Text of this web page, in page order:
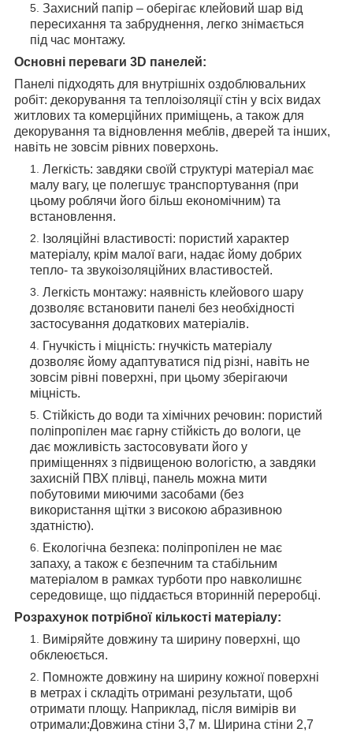
Захисний папір – оберігає клейовий шар від
пересихання та забруднення, легко знімається
під час монтажу.
Основні переваги 3D панелей:
Панелі підходять для внутрішніх оздоблювальних
робіт: декорування та теплоізоляції стін у всіх видах
житлових та комерційних приміщень, а також для
декорування та відновлення меблів, дверей та інших,
навіть не зовсім рівних поверхонь.
Легкість: завдяки своїй структурі матеріал має
малу вагу, це полегшує транспортування (при
цьому роблячи його більш економічним) та
встановлення.
Ізоляційні властивості: пористий характер
матеріалу, крім малої ваги, надає йому добрих
тепло- та звукоізоляційних властивостей.
Легкість монтажу: наявність клейового шару
дозволяє встановити панелі без необхідності
застосування додаткових матеріалів.
Гнучкість і міцність: гнучкість матеріалу
дозволяє йому адаптуватися під різні, навіть не
зовсім рівні поверхні, при цьому зберігаючи
міцність.
Стійкість до води та хімічних речовин: пористий
поліпропілен має гарну стійкість до вологи, це
дає можливість застосовувати його у
приміщеннях з підвищеною вологістю, а завдяки
захисній ПВХ плівці, панель можна мити
побутовими миючими засобами (без
використання щітки з високою абразивною
здатністю).
Екологічна безпека: поліпропілен не має
запаху, а також є безпечним та стабільним
матеріалом в рамках турботи про навколишнє
середовище, що піддається вторинній переробці.
Розрахунок потрібної кількості матеріалу:
Виміряйте довжину та ширину поверхні, що
обклеюється.
Помножте довжину на ширину кожної поверхні
в метрах і складіть отримані результати, щоб
отримати площу. Наприклад, після вимірів ви
отримали:Довжина стіни 3,7 м. Ширина стіни 2,7